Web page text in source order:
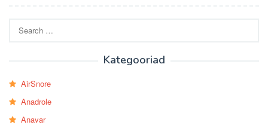
for:
Kategooriad
AirSnore
Anadrole
Anavar